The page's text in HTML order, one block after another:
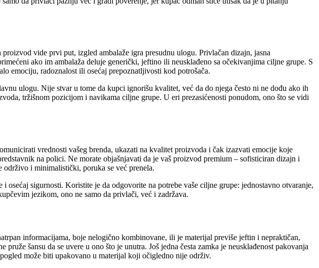
vide prvi put, izgled ambalaže igra presudnu ulogu. Privlačan dizajn, jasna
ako im ambalaža deluje generički, jeftino ili neusklađeno sa očekivanjima ciljne grupe. S
emociju, radoznalost ili osećaj prepoznatljivosti kod potrošača.
ulogu. Nije stvar u tome da kupci ignorišu kvalitet, već da do njega često ni ne dođu ako ih
tržišnom pozicijom i navikama ciljne grupe. U eri prezasićenosti ponudom, ono što se vidi
vrednosti vašeg brenda, ukazati na kvalitet proizvoda i čak izazvati emocije koje
na polici. Ne morate objašnjavati da je vaš proizvod premium – sofisticiran dizajn i
održivo i minimalistički, poruka se već prenela.
sigurnosti. Koristite je da odgovorite na potrebe vaše ciljne grupe: jednostavno otvaranje,
jezikom, ono ne samo da privlači, već i zadržava.
informacijama, boje nelogično kombinovane, ili je materijal previše jeftin i nepraktičan,
šansu da se uvere u ono što je unutra. Još jedna česta zamka je neusklađenost pakovanja
može biti upakovano u materijal koji očigledno nije održiv.